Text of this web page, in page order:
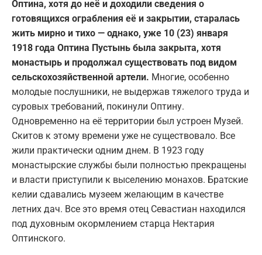
Оптина, хотя до неё и доходили сведения о
готовящихся ограбления её и закрытии, старалась
жить мирно и тихо — однако, уже 10 (23) января
1918 года Оптина Пустынь была закрыта, хотя
монастырь и продолжал существовать под видом
сельскохозяйственной артели. Многие, особенно
молодые послушники, не выдержав тяжелого труда и
суровых требований, покинули Оптину.
Одновременно на её территории был устроен Музей.
Скитов к этому времени уже не существовало. Все
жили практически одним днем. В 1923 году
монастырские службы были полностью прекращены
и власти приступили к выселению монахов. Братские
келии сдавались музеем желающим в качестве
летних дач. Все это время отец Севастиан находился
под духовным окормлением старца Нектария
Оптинского.